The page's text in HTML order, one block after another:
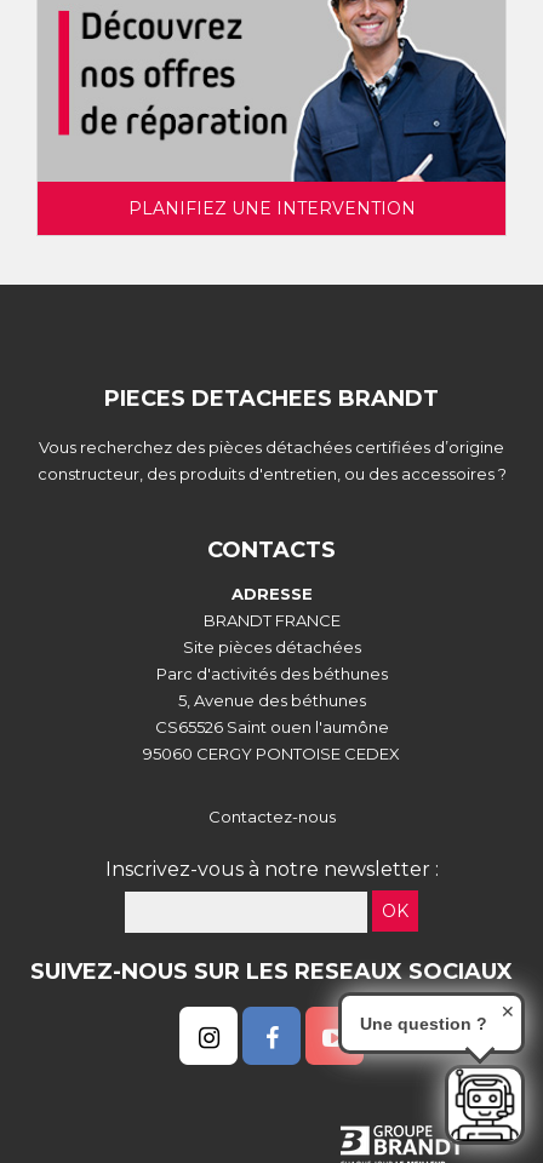
PLANIFIEZ UNE INTERVENTION
PIECES DETACHEES BRANDT
Vous recherchez des pièces détachées certifiées d’origine
constructeur, des produits d'entretien, ou des accessoires ?
CONTACTS
ADRESSE
BRANDT FRANCE
Site pièces détachées
Parc d'activités des béthunes
5, Avenue des béthunes
CS65526 Saint ouen l'aumône
95060 CERGY PONTOISE CEDEX
Contactez-nous
Inscrivez-vous à notre newsletter :
OK
SUIVEZ-NOUS SUR LES RESEAUX SOCIAUX
Une question ?
✕